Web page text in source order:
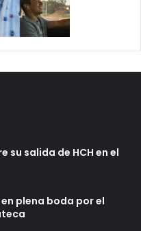
su salida de HCH en el
plena boda por el